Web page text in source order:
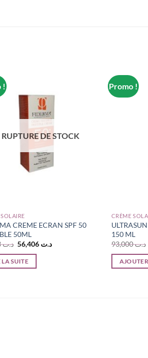
!
RUPTURE DE STOCK
CREME ECRAN SPF 50
50ML
د.ت67,473
Le
prix
initial
était :
د.تLe
LA SUITE
Promo !
CRÈME
150 ML
د.ت93,000